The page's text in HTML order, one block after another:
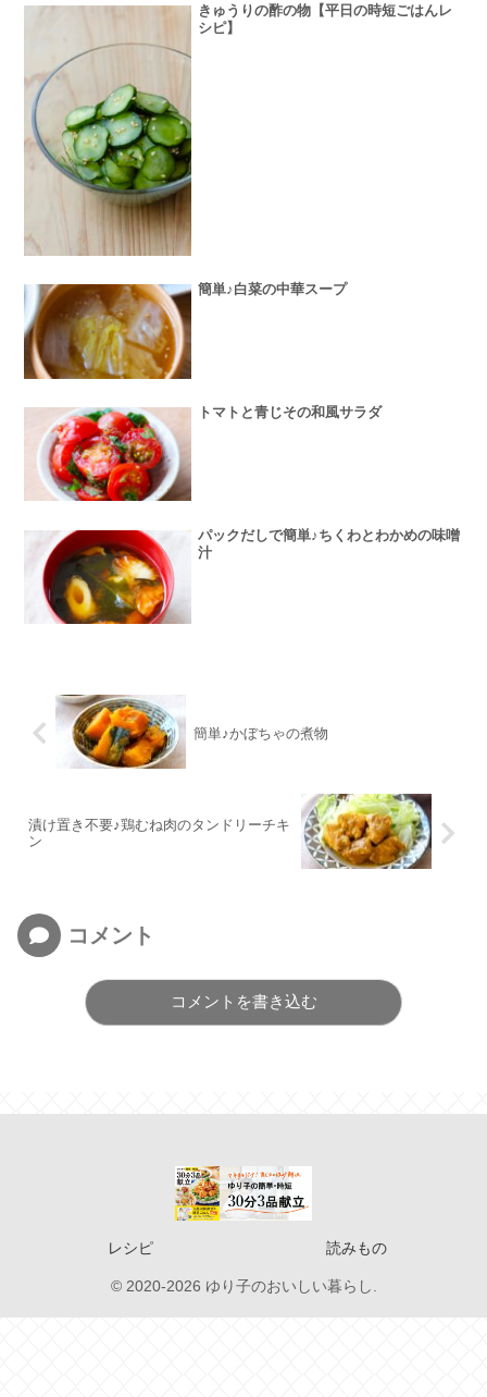
きゅうりの酢の物【平日の時短ごはんレ
シピ】
簡単♪白菜の中華スープ
トマトと青じその和風サラダ
パックだしで簡単♪ちくわとわかめの味噌
汁
簡単♪かぼちゃの煮物
漬け置き不要♪鶏むね肉のタンドリーチキ
ン
コメント
コメントを書き込む
レシピ 読みもの
© 2020-2026 ゆり子のおいしい暮らし.